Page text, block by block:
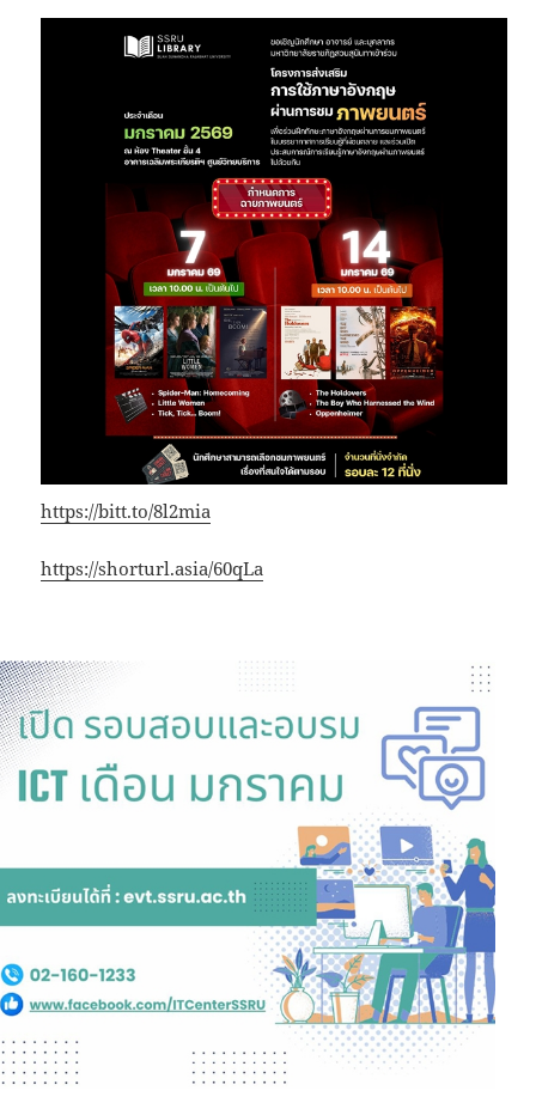
https://bitt.to/8l2mia
https://shorturl.asia/60qLa